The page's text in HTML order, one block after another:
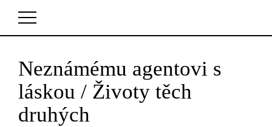
V košíku zatím nemáte žádné položky.
Neznámému agentovi s
láskou / Životy těch
druhých